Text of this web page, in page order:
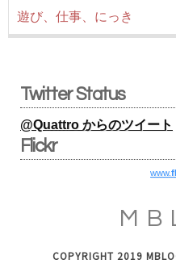
遊び、仕事、にっき
Twitter Status
@Quattro からのツイート
Flickr
www.
COPYRIGHT 2019